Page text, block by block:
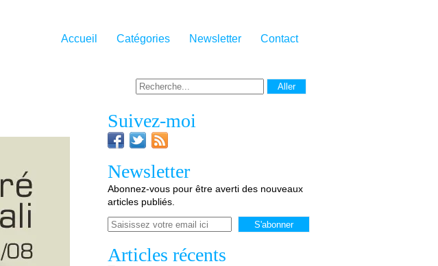
Accueil Catégories Newsletter Contact
Suivez-moi
Newsletter
Abonnez-vous pour être averti des nouveaux
articles publiés.
Email
Articles récents